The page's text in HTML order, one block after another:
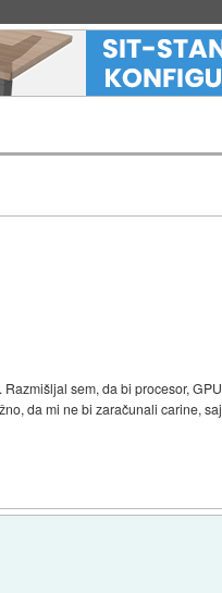
sem, da bi procesor,
da mi ne bi zaračunali carine,